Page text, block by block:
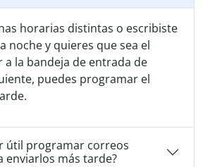
horarias distintas o escribiste
noche y quieres que sea el
la bandeja de entrada de
puedes programar el
útil programar correos
enviarlos más tarde?